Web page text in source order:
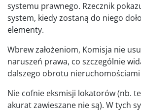
systemu prawnego. Rzecznik
system, kiedy zostaną do niego
elementy.
Wbrew założeniom, Komisja nie
naruszeń prawa, co szczególnie
dalszego obrotu
Nie cofnie eksmisji lokatorów (nb.
akurat zawieszane nie są). W tych